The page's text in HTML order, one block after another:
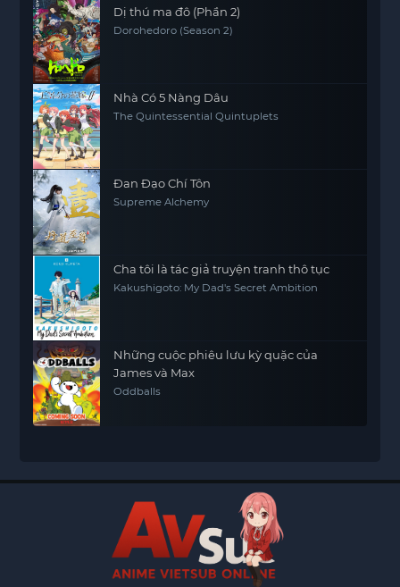
Dị thú ma đô (Phần 2)
Dorohedoro (Season 2)
Nhà Có 5 Nàng Dâu
The Quintessential Quintuplets
Đan Đạo Chí Tôn
Supreme Alchemy
Cha tôi là tác giả truyện tranh thô tục
Kakushigoto: My Dad's Secret Ambition
Những cuộc phiêu lưu kỳ quặc của
James và Max
Oddballs